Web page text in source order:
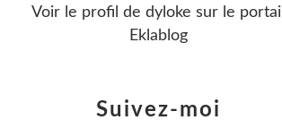
Suivez-moi
Voir le profil de dyloke sur le portail
Eklablog